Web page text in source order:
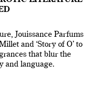
Jouissance Parfums
and ‘Story of O’ to
that blur the
and language.